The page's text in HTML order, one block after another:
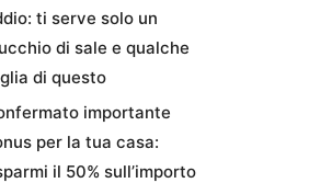
ti serve solo un
di sale e qualche
di questo
importante
per la tua casa:
il 50% sull’importo